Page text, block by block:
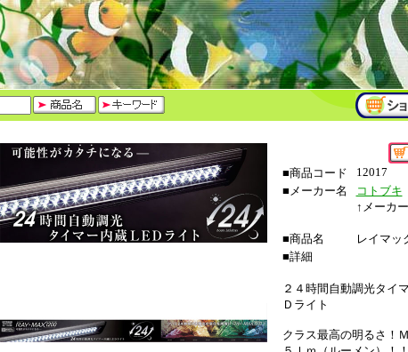
■商品コード
12017
■メーカー名
コトブキ
↑メーカ
■商品名
レイマッ
■詳細
２４時間自動調光タイ
Ｄライト
クラス最高の明るさ！